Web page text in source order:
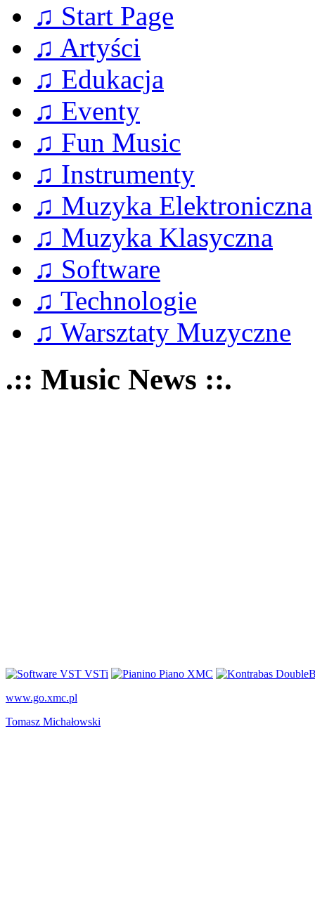
♫ Start Page
♫ Artyści
♫ Edukacja
♫ Eventy
♫ Fun Music
♫ Instrumenty
♫ Muzyka Elektroniczna
♫ Muzyka Klasyczna
♫ Software
♫ Technologie
♫ Warsztaty Muzyczne
.:: Music News ::.
www.go.xmc.pl
Tomasz Michałowski